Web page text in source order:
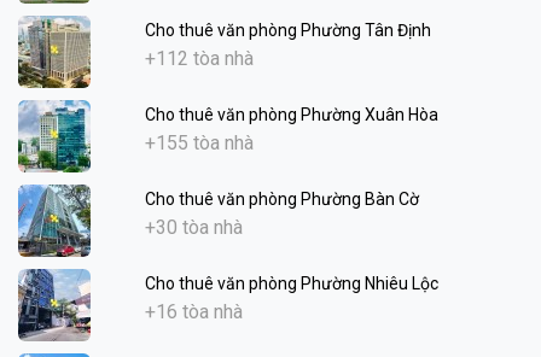
Cho thuê văn phòng Phường Tân Định
+112 tòa nhà
Cho thuê văn phòng Phường Xuân Hòa
+155 tòa nhà
Cho thuê văn phòng Phường Bàn Cờ
+30 tòa nhà
Cho thuê văn phòng Phường Nhiêu Lộc
+16 tòa nhà